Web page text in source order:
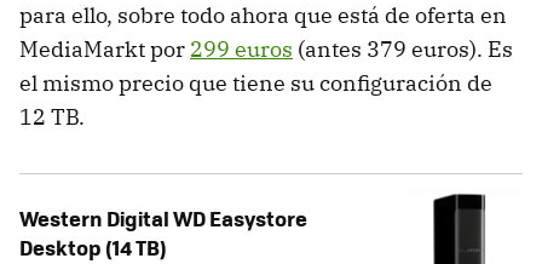
para ello, sobre todo ahora que está de oferta en
MediaMarkt por 299 euros (antes 379 euros). Es
el mismo precio que tiene su configuración de
12 TB.
Western Digital WD Easystore
Desktop (14 TB)